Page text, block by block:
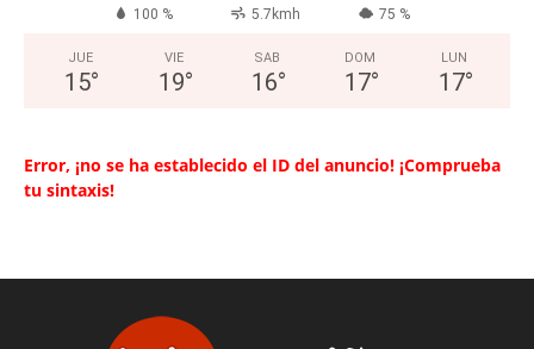
100 % 5.7kmh 75 %
JUE
15°
VIE
19°
SAB
16°
DOM
17°
LUN
17°
Error, ¡no se ha establecido el ID del anuncio! ¡Comprueba
tu sintaxis!